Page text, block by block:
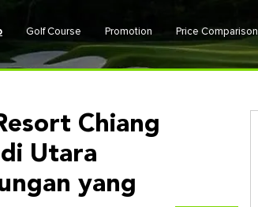
Golf Course Promotion Price Comparison
Chiang
Utara
yang